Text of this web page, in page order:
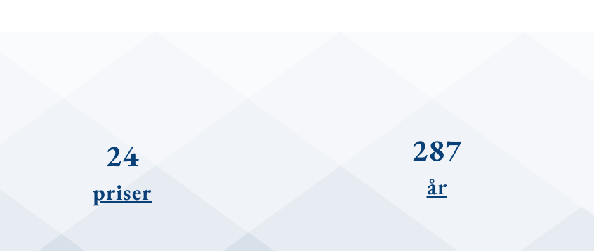
24
priser
287
år